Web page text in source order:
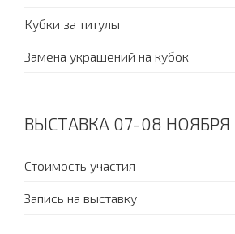
Кубки за титулы
Замена украшений на кубок
ВЫСТАВКА 07-08 НОЯБРЯ
Стоимость участия
Запись на выставку